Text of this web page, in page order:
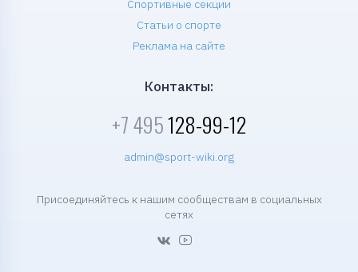
Спортивные секции
Статьи о спорте
Реклама на сайте
Контакты:
+7 495128-99-12
admin@sport-wiki.org
Присоединяйтесь к нашим сообществам в социальных
сетях